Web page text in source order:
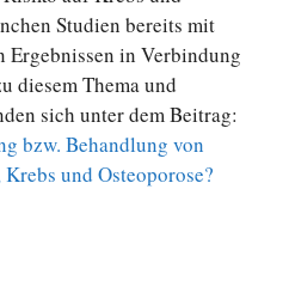
Studien bereits mit
Ergebnissen in Verbindung
diesem Thema und
sich unter dem Beitrag:
bzw. Behandlung von
und Osteoporose?